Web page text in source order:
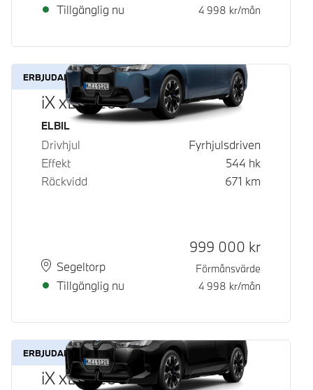
Tillgänglig nu
4 998 kr/mån
ERBJUDANDE
iX xDrive60
Bränsle
ELBIL
Drivhjul
Fyrhjulsdriven
Effekt
544 hk
Räckvidd
671 km
PlatsSegeltorp
Leveranstid
Tillgänglig nu
Kontantpris
999 000 kr
Förmånsvärde
4 998 kr/mån
ERBJUDANDE
iX xDrive60